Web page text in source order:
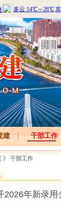
建 干部工作
》 干部工作
2026年新录